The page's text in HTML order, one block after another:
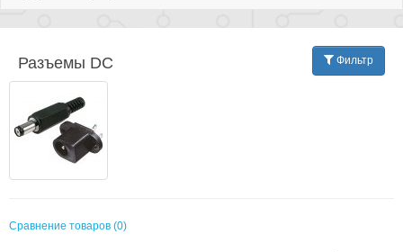
Фильтр
Разъeмы DC
Сравнение товаров (0)